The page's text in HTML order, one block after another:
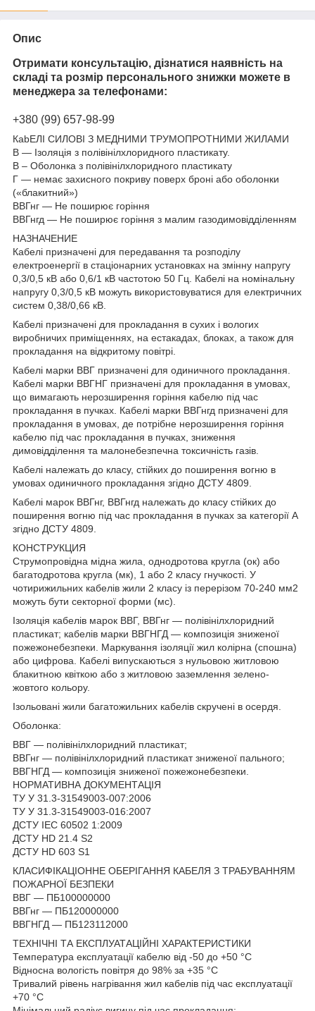
Опис
Отримати консультацію, дізнатися наявність на
складі та розмір персонального знижки можете в
менеджера за телефонами:
+380 (99) 657-98-99
КabЕЛІ СИЛОВІ З МЕДНИМИ ТРУМОПРОТНИМИ ЖИЛАМИ
В — Ізоляція з полівінілхлоридного пластикату.
В – Оболонка з полівінілхлоридного пластикату
Г — немає захисного покриву поверх броні або оболонки
(«блакитний»)
ВВГнг — Не поширює горіння
ВВГнгд — Не поширює горіння з малим газодимовідділенням
НАЗНАЧЕНИЕ
Кабелі призначені для передавання та розподілу
електроенергії в стаціонарних установках на змінну напругу
0,3/0,5 кВ або 0,6/1 кВ частотою 50 Гц. Кабелі на номінальну
напругу 0,3/0,5 кВ можуть використовуватися для електричних
систем 0,38/0,66 кВ.
Кабелі призначені для прокладання в сухих і вологих
виробничих приміщеннях, на естакадах, блоках, а також для
прокладання на відкритому повітрі.
Кабелі марки ВВГ призначені для одиничного прокладання.
Кабелі марки ВВГНГ призначені для прокладання в умовах,
що вимагають нерозширення горіння кабелю під час
прокладання в пучках. Кабелі марки ВВГнгд призначені для
прокладання в умовах, де потрібне нерозширення горіння
кабелю під час прокладання в пучках, зниження
димовідділення та малонебезпечна токсичність газів.
Кабелі належать до класу, стійких до поширення вогню в
умовах одиничного прокладання згідно ДСТУ 4809.
Кабелі марок ВВГнг, ВВГнгд належать до класу стійких до
поширення вогню під час прокладання в пучках за категорії А
згідно ДСТУ 4809.
КОНСТРУКЦИЯ
Струмопровідна мідна жила, однодротова кругла (ок) або
багатодротова кругла (мк), 1 або 2 класу гнучкості. У
чотирижильних кабелів жили 2 класу із перерізом 70-240 мм2
можуть бути секторної форми (мс).
Ізоляція кабелів марок ВВГ, ВВГнг — полівінілхлоридний
пластикат; кабелів марки ВВГНГД — композиція зниженої
пожежонебезпеки. Маркування ізоляції жил колірна (спошна)
або цифрова. Кабелі випускаються з нульовою житловою
блакитною квіткою або з житловою заземлення зелено-
жовтого кольору.
Ізольовані жили багатожильних кабелів скручені в осердя.
Оболонка:
ВВГ — полівінілхлоридний пластикат;
ВВГнг — полівінілхлоридний пластикат зниженої пального;
ВВГНГД — композиція зниженої пожежонебезпеки.
НОРМАТИВНА ДОКУМЕНТАЦІЯ
ТУ У 31.3-31549003-007:2006
ТУ У 31.3-31549003-016:2007
ДСТУ IEC 60502 1:2009
ДСТУ HD 21.4 S2
ДСТУ НD 603 S1
КЛАСИФІКАЦІОННЕ ОБЕРІГАННЯ КАБЕЛЯ З ТРАБУВАННЯМ
ПОЖАРНОЇ БЕЗПЕКИ
ВВГ — ПБ100000000
ВВГнг — ПБ120000000
ВВГНГД — ПБ123112000
ТЕХНІЧНІ ТА ЕКСПЛУАТАЦІЙНІ ХАРАКТЕРИСТИКИ
Температура експлуатації кабелю від -50 до +50 °C
Відносна вологість повітря до 98% за +35 °C
Тривалий рівень нагрівання жил кабелів під час експлуатації
+70 °C